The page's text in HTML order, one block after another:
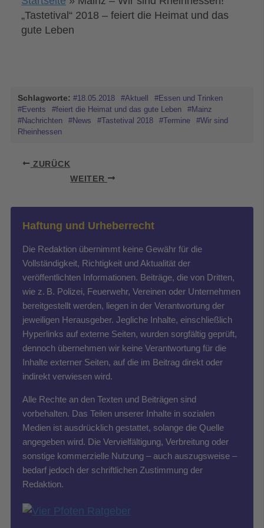
„Tastetival“ 2018 – feiert die Heimat und das
gute Leben
Schlagworte: #18.05.2018 #Aktuell
#Essen und Trinken
#Events
#feiert die Heimat und das gute Leben
#Mainz
#Nachrichten
#News #Tastetival 2018 #Termine
#Wir sind
Rheinhessen
ZURÜCK
WEITER
Haftung und Urheberrecht
Die Redaktion übernimmt keine Gewähr für die
Vollständigkeit, Richtigkeit und Aktualität der
veröffentlichten Informationen. Beiträge, die von Dritten,
wie z. B. Polizei, Feuerwehr, Vereinen oder Unternehmen
bereitgestellt werden, liegen in der Verantwortung der
jeweiligen Herausgeber. Jegliche Inhalte, einschließlich
Hyperlinks auf externe Seiten, wurden sorgfältig geprüft,
dennoch übernehmen wir keine Verantwortung für die
Inhalte externer Seiten, auf die im Beitrag direkt oder
indirekt verwiesen wird.
Alle Rechte an den Texten und Beiträgen sind
vorbehalten. Das Teilen unserer Inhalte in sozialen
Medien ist ausdrücklich gestattet, solange die Quelle
angegeben wird. Die Vervielfältigung, Verbreitung oder
sonstige kommerzielle Nutzung – auch auszugsweise –
bedarf jedoch der schriftlichen Zustimmung der
Redaktion.